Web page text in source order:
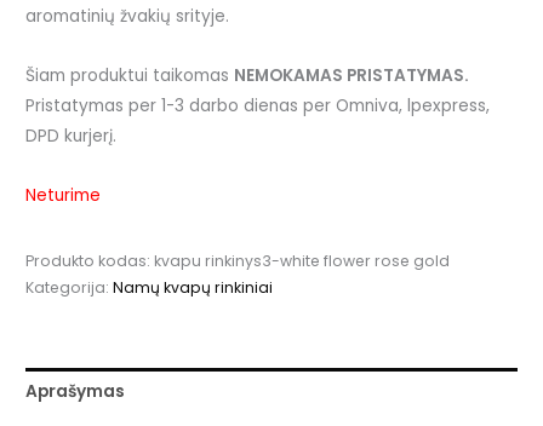
aromatinių žvakių srityje.
Šiam produktui taikomas NEMOKAMAS PRISTATYMAS.
Pristatymas per 1-3 darbo dienas per Omniva, lpexpress,
DPD kurjerį.
Neturime
Produkto kodas: kvapu rinkinys3-white flower rose gold
Kategorija:Namų kvapų rinkiniai
Aprašymas